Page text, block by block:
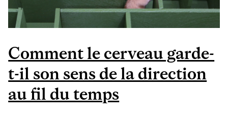
Comment le cerveau garde-
t-il son sens de la direction
au fil du temps